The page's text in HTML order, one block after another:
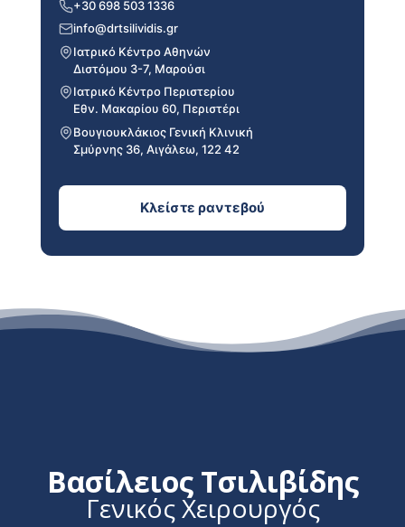
+30 698 503 1336
info@drtsilividis.gr
Ιατρικό Κέντρο Αθηνών
Διστόμου 3-7, Μαρούσι
Ιατρικό Κέντρο Περιστερίου
Εθν. Μακαρίου 60, Περιστέρι
Βουγιουκλάκιος Γενική Κλινική
Σμύρνης 36, Αιγάλεω, 122 42
Κλείστε ραντεβού
Βασίλειος Τσιλιβίδης
Γενικός Χειρουργός